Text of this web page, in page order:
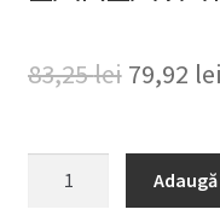
83,25lei Prețul
a
fost:
79,92 lei